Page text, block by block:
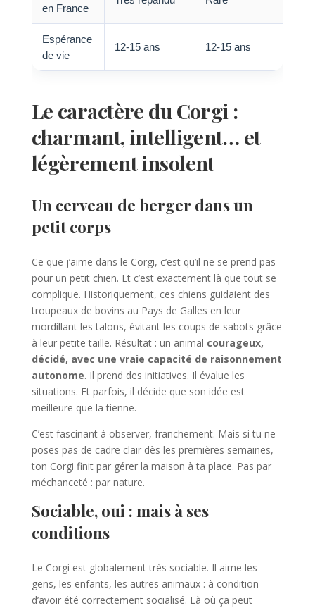
en France
Espérance
de vie
12-15 ans 12-15 ans
Le caractère du Corgi :
charmant, intelligent… et
légèrement insolent
Un cerveau de berger dans un
petit corps
Ce que j’aime dans le Corgi, c’est qu’il ne se prend pas
pour un petit chien. Et c’est exactement là que tout se
complique. Historiquement, ces chiens guidaient des
troupeaux de bovins au Pays de Galles en leur
mordillant les talons, évitant les coups de sabots grâce
à leur petite taille. Résultat : un animal courageux,
décidé, avec une vraie capacité de raisonnement
autonome. Il prend des initiatives. Il évalue les
situations. Et parfois, il décide que son idée est
meilleure que la tienne.
C’est fascinant à observer, franchement. Mais si tu ne
poses pas de cadre clair dès les premières semaines,
ton Corgi finit par gérer la maison à ta place. Pas par
méchanceté : par nature.
Sociable, oui : mais à ses
conditions
Le Corgi est globalement très sociable. Il aime les
gens, les enfants, les autres animaux : à condition
d’avoir été correctement socialisé. Là où ça peut